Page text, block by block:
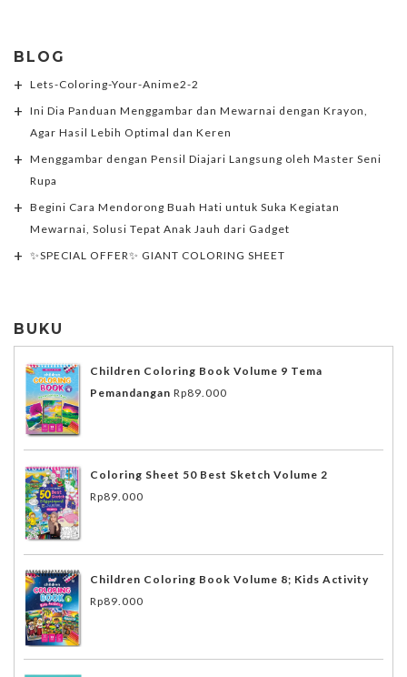
BLOG
Lets-Coloring-Your-Anime2-2
Ini Dia Panduan Menggambar dan Mewarnai dengan Krayon,
Agar Hasil Lebih Optimal dan Keren
Menggambar dengan Pensil Diajari Langsung oleh Master Seni
Rupa
Begini Cara Mendorong Buah Hati untuk Suka Kegiatan
Mewarnai, Solusi Tepat Anak Jauh dari Gadget
✨SPECIAL OFFER✨ GIANT COLORING SHEET
BUKU
Children Coloring Book Volume 9 Tema
Pemandangan Rp89.000
Coloring Sheet 50 Best Sketch Volume 2
Rp89.000
Children Coloring Book Volume 8; Kids Activity
Rp89.000